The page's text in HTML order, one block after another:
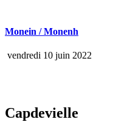
Monein / Monenh
vendredi 10 juin 2022
Capdevielle